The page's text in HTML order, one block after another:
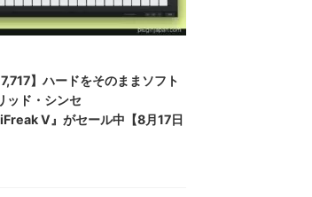
】ハードをそのままソフト
ッド・シンセ
V』がセール中【8月17日